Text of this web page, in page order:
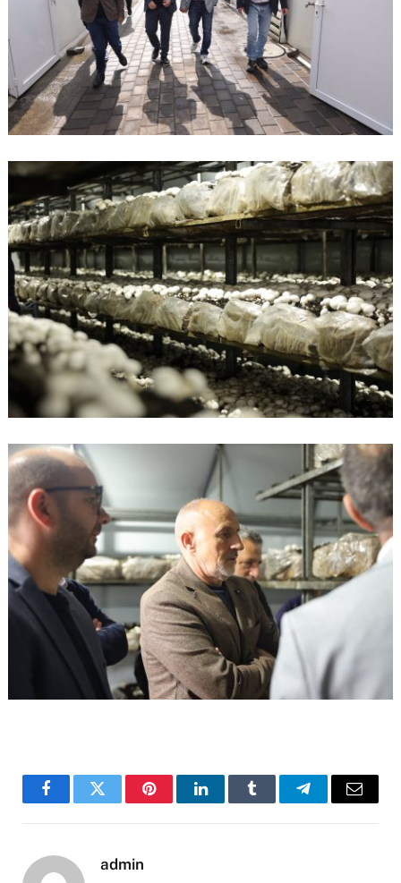
FacebookTwitter PinterestLinkedInTumblr TelegramEmail
admin